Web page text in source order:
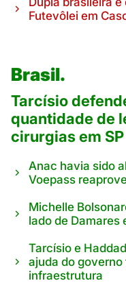
Futevôlei em
Brasil.
Tarcísio
quantidade de
cirurgias em SP
Anac havia sido
Voepass
Michelle
lado de Damares
Tarcísio e
ajuda do
infraestrutura